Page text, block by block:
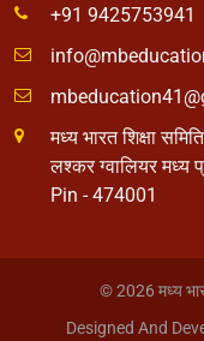
+91 9425753941
मध्य भारत शिक्षा
लश्कर ग्वालियर मध्य
Pin - 474001
© 2026 मध्य
Designed And